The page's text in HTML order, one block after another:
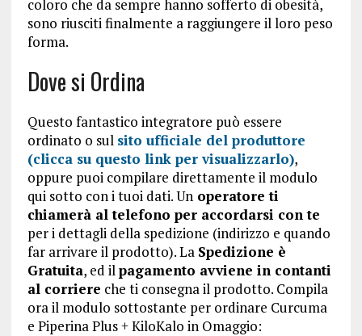
coloro che da sempre hanno sofferto di obesità,
sono riusciti finalmente a raggiungere il loro peso
forma.
Dove si Ordina
Questo fantastico integratore può essere
ordinato o sul sito ufficiale del produttore
(clicca su questo link per visualizzarlo),
oppure puoi compilare direttamente il modulo
qui sotto con i tuoi dati. Unoperatore ti
chiamerà al telefono per accordarsi con te
per i dettagli della spedizione (indirizzo e quando
far arrivare il prodotto). La Spedizione è
Gratuita, ed ilpagamento avviene in contanti
al corriere che ti consegna il prodotto. Compila
ora il modulo sottostante per ordinare Curcuma
e Piperina Plus + KiloKalo in Omaggio: